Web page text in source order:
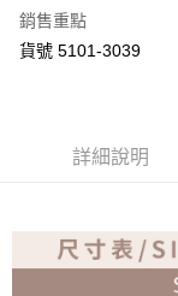
付款後全家取貨
免運費
銷售重點
貨號 5101-3039
詳細說明